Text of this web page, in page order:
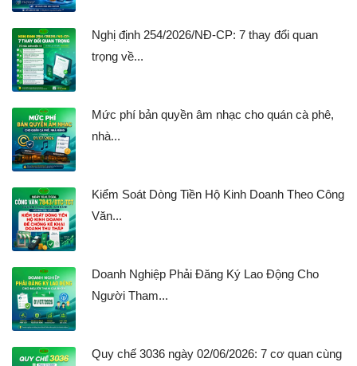
Nghị định 254/2026/NĐ-CP: 7 thay đổi quan
trọng về...
Mức phí bản quyền âm nhạc cho quán cà phê,
nhà...
Kiểm Soát Dòng Tiền Hộ Kinh Doanh Theo Công
Văn...
Doanh Nghiệp Phải Đăng Ký Lao Động Cho
Người Tham...
Quy chế 3036 ngày 02/06/2026: 7 cơ quan cùng